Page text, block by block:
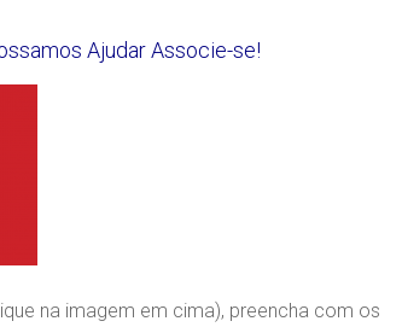
Ajudar Associe-se!
na imagem em cima), preencha com os